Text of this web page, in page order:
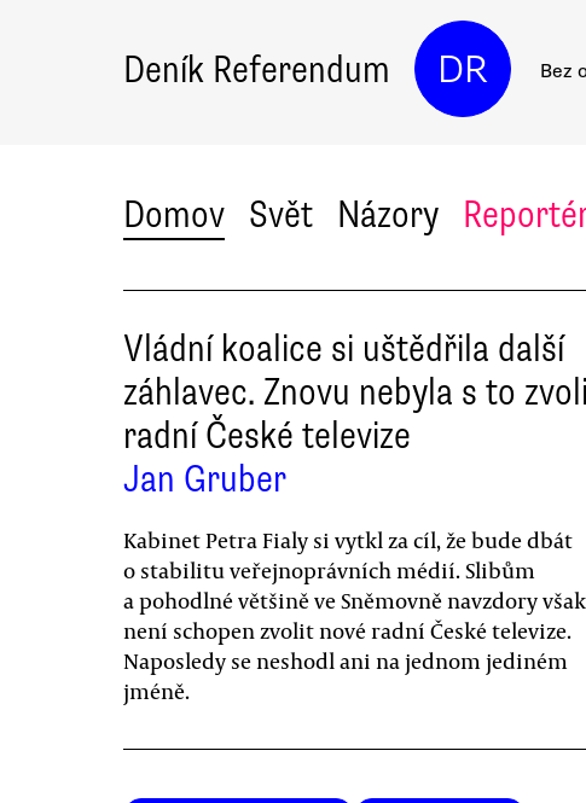
Deník Referendum DR Bez
Domov Svět Názory
Vládní koalice si uštědřila další
záhlavec. Znovu nebyla s to
radní České televize
Jan Gruber
Kabinet Petra Fialy si vytkl za cíl, že bude dbát
o stabilitu veřejnoprávních médií. Slibům
a pohodlné většině ve Sněmovně navzdory však
není schopen zvolit nové radní České televize.
Naposledy se neshodl ani na jednom jediném
jméně.